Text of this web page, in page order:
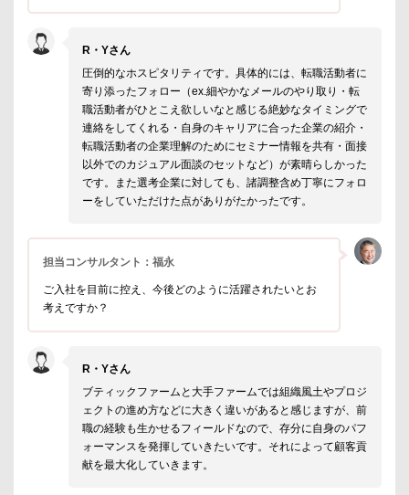
R・Yさん
圧倒的なホスピタリティです。具体的には、転職活動者に
寄り添ったフォロー（ex.細やかなメールのやり取り・転
職活動者がひとこえ欲しいなと感じる絶妙なタイミングで
連絡をしてくれる・自身のキャリアに合った企業の紹介・
転職活動者の企業理解のためにセミナー情報を共有・面接
以外でのカジュアル面談のセットなど）が素晴らしかった
です。また選考企業に対しても、諸調整含め丁寧にフォロ
ーをしていただけた点がありがたかったです。
担当コンサルタント：福永
ご入社を目前に控え、今後どのように活躍されたいとお
考えですか？
R・Yさん
ブティックファームと大手ファームでは組織風土やプロジ
ェクトの進め方などに大きく違いがあると感じますが、前
職の経験も生かせるフィールドなので、存分に自身のパフ
ォーマンスを発揮していきたいです。それによって顧客貢
献を最大化していきます。